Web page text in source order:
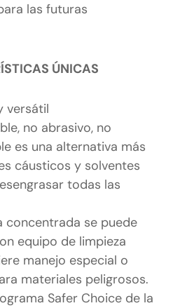
las futuras
ÚNICAS
versátil
no abrasivo, no
es una alternativa más
cáusticos y solventes
todas las
concentrada se puede
equipo de limpieza
manejo especial o
materiales peligrosos.
Safer Choice de la